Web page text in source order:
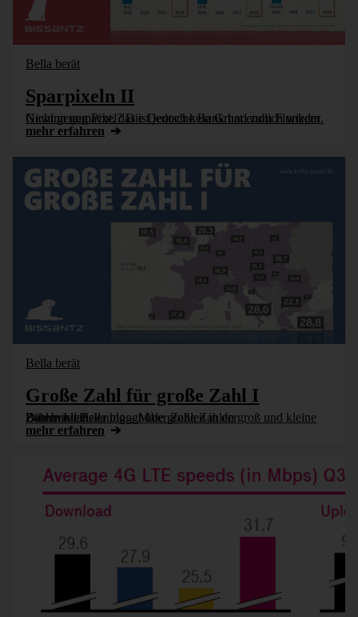
Bella berät
Sparpixeln II
Nicht genug Pixel? Die Deutsche Bank hat endlich wieder Gewinn gemacht, das ist jedoch kein Grund zum Flunkern.
mehr erfahren
Bella berät
Große Zahl für große Zahl I
Bürohund Bella bloggt über Zahlen in der Datenvisualisierung – Male große Zahlen groß und kleine Zahlen klein.
mehr erfahren